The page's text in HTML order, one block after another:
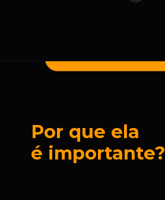
Por que ela
é importante?